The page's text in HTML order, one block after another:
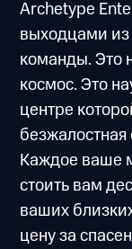
Archetype
выходцами
команды. Это
космос. Это
центре
Каждое ваше
стоить вам
ваших
цену за